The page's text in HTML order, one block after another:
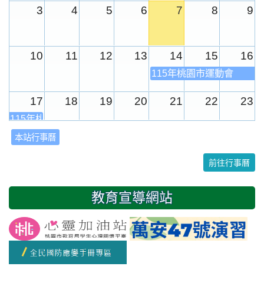
3 4 5 6 7 8 9
10 11 12 13 14 15 16
115年桃園市運動會
17 18 19 20 21 22 23
115年桃園市運動會
24
2 3
友善校園週
開學日
本站行事曆
前往行事曆
教育宣導網站